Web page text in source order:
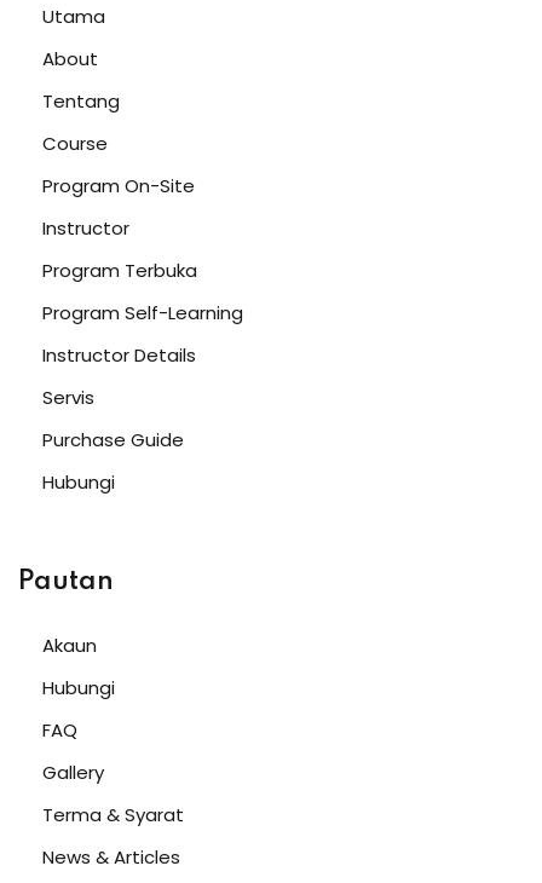
Utama
About
Tentang
Course
Program On-Site
Instructor
Program Terbuka
Program Self-Learning
Instructor Details
Servis
Purchase Guide
Hubungi
Pautan
Akaun
Hubungi
FAQ
Gallery
Terma & Syarat
News & Articles